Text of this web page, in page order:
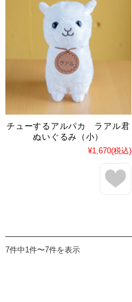
チューするアルパカ ラアル君
ぬいぐるみ（小）
¥1,670(税込)
7件中1件〜7件を表示